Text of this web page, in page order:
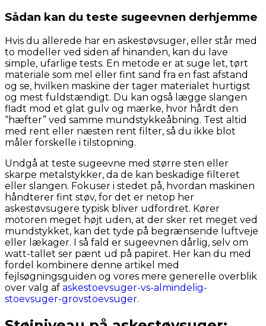
Sådan kan du teste sugeevnen derhjemme
Hvis du allerede har en askestøvsuger, eller står med
to modeller ved siden af hinanden, kan du lave
simple, ufarlige tests. En metode er at suge let, tørt
materiale som mel eller fint sand fra en fast afstand
og se, hvilken maskine der tager materialet hurtigst
og mest fuldstændigt. Du kan også lægge slangen
fladt mod et glat gulv og mærke, hvor hårdt den
“hæfter” ved samme mundstykkeåbning. Test altid
med rent eller næsten rent filter, så du ikke blot
måler forskelle i tilstopning.
Undgå at teste sugeevne med større sten eller
skarpe metalstykker, da de kan beskadige filteret
eller slangen. Fokuser i stedet på, hvordan maskinen
håndterer fint støv, for det er netop her
askestøvsugere typisk bliver udfordret. Kører
motoren meget højt uden, at der sker ret meget ved
mundstykket, kan det tyde på begrænsende luftveje
eller lækager. I så fald er sugeevnen dårlig, selv om
watt-tallet ser pænt ud på papiret. Her kan du med
fordel kombinere denne artikel med
fejlsøgningsguiden og vores mere generelle overblik
over valg af askestoevsuger-vs-almindelig-
stoevsuger-grovstoevsuger.